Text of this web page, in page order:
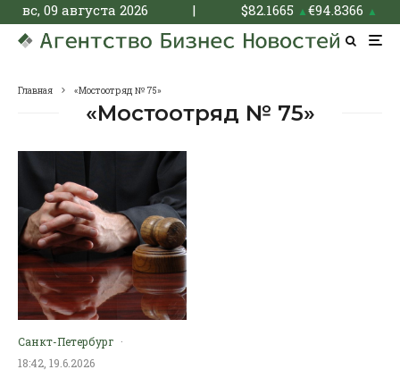
вс, 09 августа 2026 | $82.1665 ▲€94.8366 ▲
Главная «Мостоотряд № 75»
«Мостоотряд № 75»
Санкт-Петербург ·
18:42, 19.6.2026